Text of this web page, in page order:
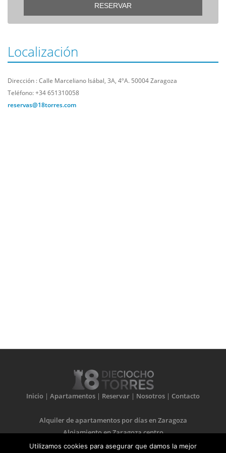
RESERVAR
Localización
Dirección : Calle Marceliano Isábal, 3A, 4ºA. 50004 Zaragoza
Teléfono: +34 651310058
reservas@18torres.com
Inicio | Apartamentos | Reservar | Nosotros | Contacto
Alquiler de apartamentos por días en Zaragoza
Alojamiento en Zaragoza centro
Apartamentos turísticos en Zaragoza centro
Utilizamos cookies para asegurar que damos la mejor